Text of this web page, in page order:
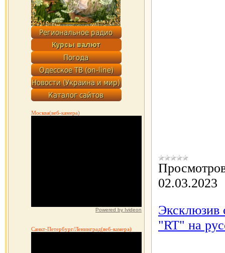
Москва(веб-камера)
Powered by Ivideon
Санкт-Петербург/Ленинград(веб-камера)
02.03.2023
Эксклюзив
"RT" на